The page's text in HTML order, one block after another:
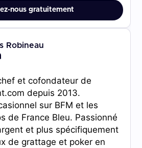
nous gratuitement
Robineau
et cofondateur de
depuis 2013.
sur BFM et les
de France Bleu. Passionné
et plus spécifiquement
de grattage et poker en